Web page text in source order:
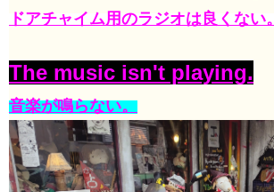
ドアチャイム用のラジオは良くない。
The music isn't playing.
音楽が鳴らない。